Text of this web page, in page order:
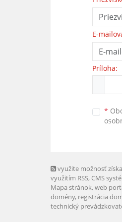
E-
Príloha:
*
využite možnosť
využitím RSS, CMS
Mapa stránok, web
domény, registrácia
technický